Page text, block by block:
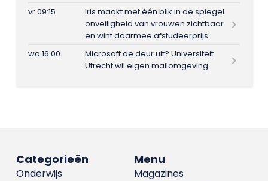
vr 09:15
Iris maakt met één blik in de spiegel
onveiligheid van vrouwen zichtbaar
en wint daarmee afstudeerprijs
wo 16:00
Microsoft de deur uit? Universiteit
Utrecht wil eigen mailomgeving
Menu
Magazines
Categorieën
Onderwijs